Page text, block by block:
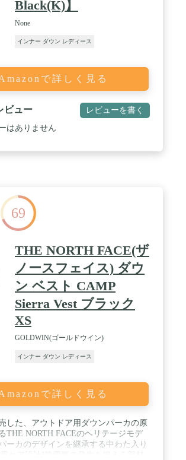
Black(K)】
None
インナー ダウン レディース
で詳しく見る
ビュー レビューを書く
はありません
69
THE NORTH FACE(ザ
ノースフェイス) ダウ
ン ベスト CAMP
Sierra Vest ブラック
XS
GOLDWIN(ゴールドウイン)
インナー ダウン レディース
で詳しく見る
した、アウトドア用ダウンパーカの原
THE NORTH FACEのヘリテージモデ
ーカのデザインを継承する中わた入り